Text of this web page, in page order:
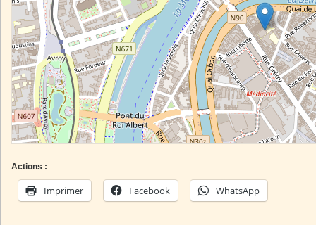
Actions :
Imprimer Facebook WhatsApp